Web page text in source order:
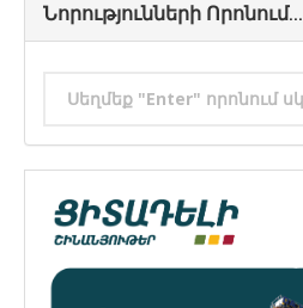
Նորությունների Որոնում...